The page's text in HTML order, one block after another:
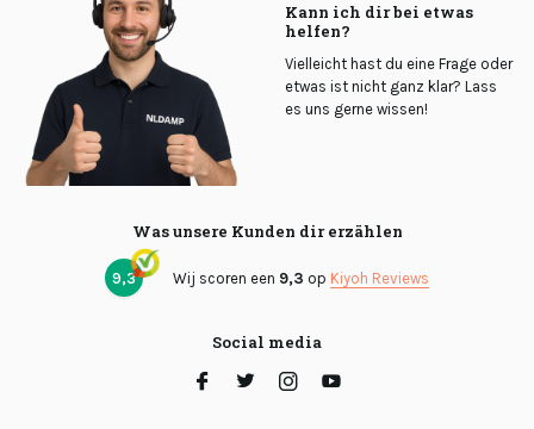
Kann ich dir bei etwas
helfen?
Vielleicht hast du eine Frage oder
etwas ist nicht ganz klar? Lass
es uns gerne wissen!
Was unsere Kunden dir erzählen
9,3 Wij scoren een 9,3 op Kiyoh Reviews
Social media